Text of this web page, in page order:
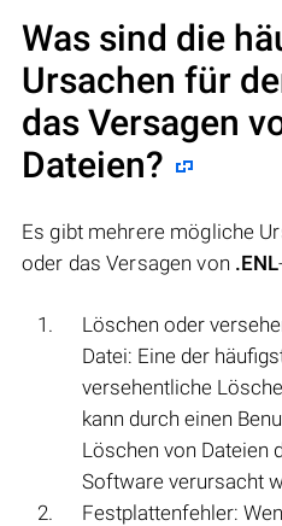
Was sind die
Ursachen für
das Versagen
Dateien?
Es gibt mehrere mögliche
oder das Versagen von .ENL
Löschen oder
Datei: Eine der
versehentliche
kann durch einen
Löschen von Dateien
Software verursacht
Festplattenfehler: